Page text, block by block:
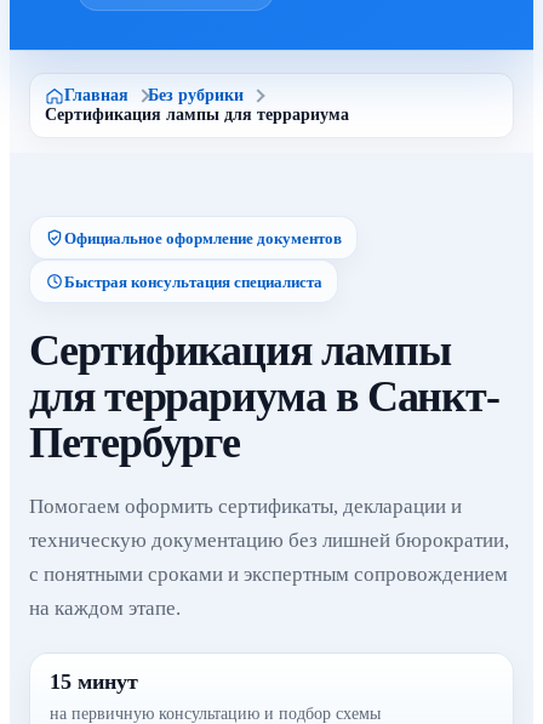
Главная
Без рубрики
Сертификация лампы для террариума
Официальное оформление документов
Быстрая консультация специалиста
Сертификация лампы
для террариума в Санкт-
Петербурге
Помогаем оформить сертификаты, декларации и
техническую документацию без лишней бюрократии,
с понятными сроками и экспертным сопровождением
на каждом этапе.
15 минут
на первичную консультацию и подбор схемы